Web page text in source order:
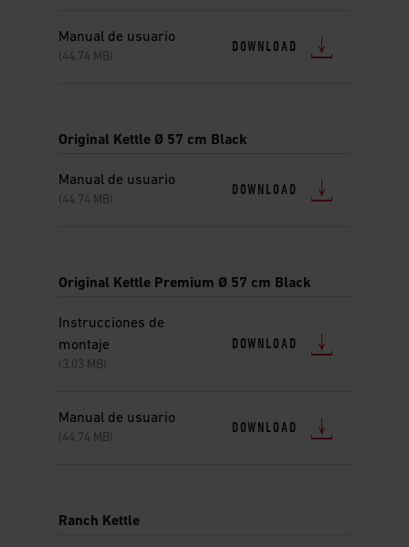
Manual de usuario
(44.74 MB)
DOWNLOAD
Original Kettle Ø 57 cm Black
Manual de usuario
(44.74 MB)
DOWNLOAD
Original Kettle Premium Ø 57 cm Black
Instrucciones de
montaje
(3.03 MB)
DOWNLOAD
Manual de usuario
(44.74 MB)
DOWNLOAD
Ranch Kettle